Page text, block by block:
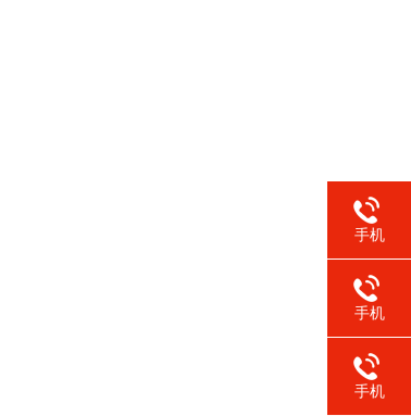
手机
手机
手机